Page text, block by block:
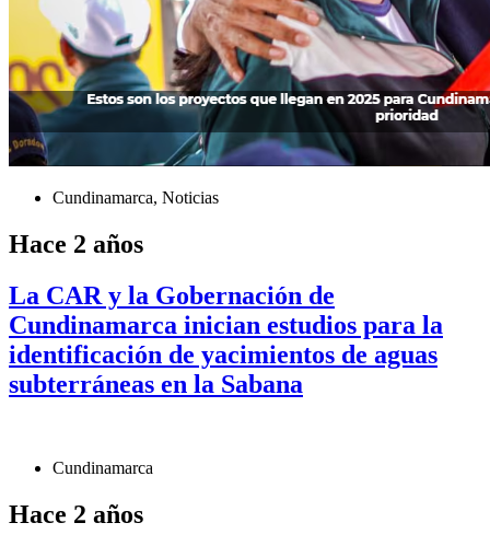
Cundinamarca, Noticias
Hace 2 años
La CAR y la Gobernación de
Cundinamarca inician estudios para la
identificación de yacimientos de aguas
subterráneas en la Sabana
Cundinamarca
Hace 2 años